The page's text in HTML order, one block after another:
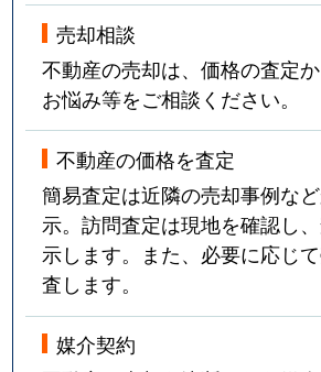
売却相談
不動産の売却は、価格の査定
お悩み等をご相談ください。
不動産の価格を査定
簡易査定は近隣の売却事例な
示。訪問査定は現地を確認し
示します。また、必要に応じ
査します。
媒介契約